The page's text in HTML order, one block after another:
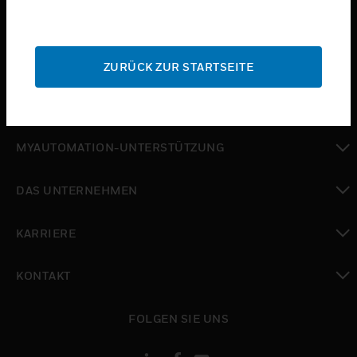
toggle view
toggle view
MYAUTOMATION-UNTERSTÜTZUNG
DAS UNTERNEHMEN
KARRIERE
KONTAKT
FOLGEN SIE UNS
ZURÜCK ZUR STARTSEITE